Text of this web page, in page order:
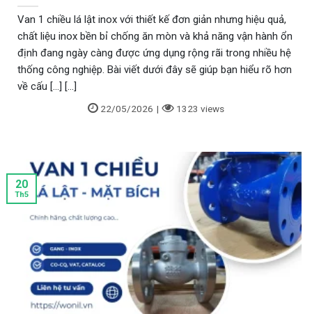
Van 1 chiều lá lật inox với thiết kế đơn giản nhưng hiệu quả,
chất liệu inox bền bỉ chống ăn mòn và khả năng vận hành ổn
định đang ngày càng được ứng dụng rộng rãi trong nhiều hệ
thống công nghiệp. Bài viết dưới đây sẽ giúp bạn hiểu rõ hơn
về cấu [...] [...]
22/05/2026 | 1323 views
20
Th5